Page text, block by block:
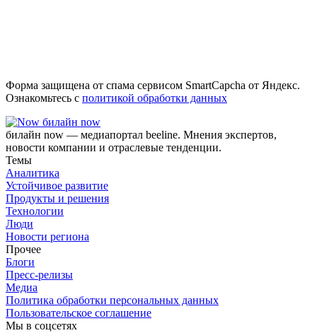
Форма защищена от спама сервисом SmartCapcha от Яндекс.
Ознакомьтесь с политикой обработки данных
билайн now
билайн now — медиапортал beeline. Мнения экспертов,
новости компании и отраслевые тенденции.
Темы
Аналитика
Устойчивое развитие
Продукты и решения
Технологии
Люди
Новости региона
Прочее
Блоги
Пресс-релизы
Медиа
Политика обработки персональных данных
Пользовательское соглашение
Мы в соцсетях